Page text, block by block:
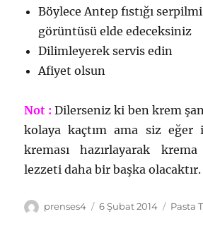
Böylece Antep fıstığı
görüntüsü elde edeceksiniz
Dilimleyerek servis edin
Afiyet olsun
Not : Dilerseniz ki ben krem
kolaya kaçtım ama siz eğer
kreması hazırlayarak
lezzeti daha bir başka olacaktır.
Yazar
prenses4
Yayın
6 Şubat 2014 Pasta